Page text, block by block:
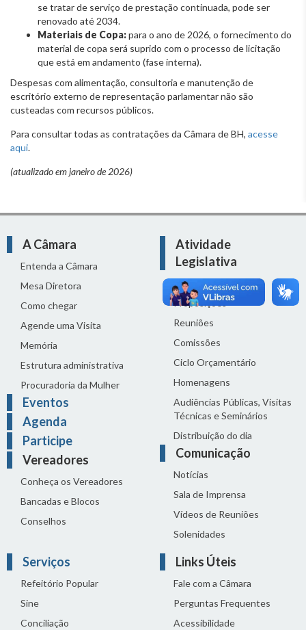
se tratar de serviço de prestação continuada, pode ser
renovado até 2034.
Materiais de Copa:para o ano de 2026, o fornecimento do
material de copa será suprido com o processo de licitação
que está em andamento (fase interna).
Despesas com alimentação, consultoria e manutenção de
escritório externo de representação parlamentar não são
custeadas com recursos públicos.
Para consultar todas as contratações da Câmara de BH, acesse
aqui.
(atualizado em janeiro de 2026)
A Câmara
Entenda a Câmara
Mesa Diretora
Como chegar
Agende uma Visita
Memória
Estrutura administrativa
Procuradoria da Mulher
Eventos
Agenda
Participe
Vereadores
Conheça os Vereadores
Bancadas e Blocos
Conselhos
Atividade
Legislativa
Legislação
Proposições
Reuniões
Comissões
Ciclo Orçamentário
Homenagens
Audiências Públicas, Visitas
Técnicas e Seminários
Distribuição do dia
Comunicação
Notícias
Sala de Imprensa
Vídeos de Reuniões
Solenidades
Serviços
Refeitório Popular
Sine
Conciliação
Links Úteis
Fale com a Câmara
Perguntas Frequentes
Acessibilidade